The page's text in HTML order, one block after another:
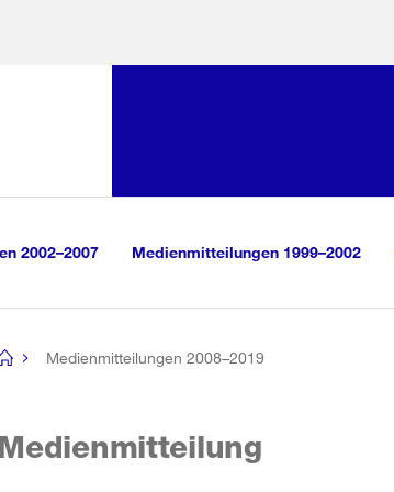
2002–2007 Medienmitteilungen 1999–2002
Medienmitteilungen 2008–2019